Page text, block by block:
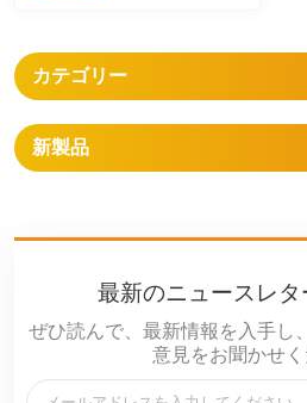
の理想的な角度を傾けることが
でき、価格競争力があります。
カテゴリー
新製品
最新のニュースレ
ぜひ読んで、最新情報を入手し
意見をお聞かせく